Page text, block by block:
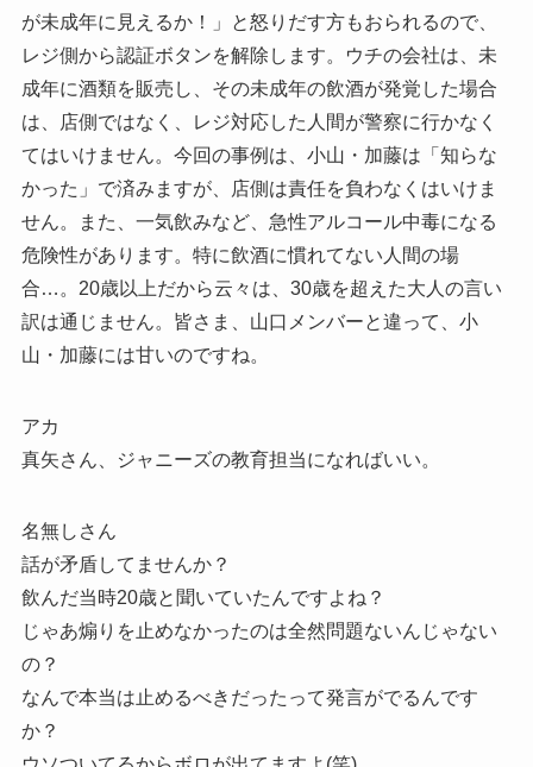
が未成年に見えるか！」と怒りだす方もおられるので、
レジ側から認証ボタンを解除します。ウチの会社は、未
成年に酒類を販売し、その未成年の飲酒が発覚した場合
は、店側ではなく、レジ対応した人間が警察に行かなく
てはいけません。今回の事例は、小山・加藤は「知らな
かった」で済みますが、店側は責任を負わなくはいけま
せん。また、一気飲みなど、急性アルコール中毒になる
危険性があります。特に飲酒に慣れてない人間の場
合…。20歳以上だから云々は、30歳を超えた大人の言い
訳は通じません。皆さま、山口メンバーと違って、小
山・加藤には甘いのですね。
アカ
真矢さん、ジャニーズの教育担当になればいい。
名無しさん
話が矛盾してませんか？
飲んだ当時20歳と聞いていたんですよね？
じゃあ煽りを止めなかったのは全然問題ないんじゃない
の？
なんで本当は止めるべきだったって発言がでるんです
か？